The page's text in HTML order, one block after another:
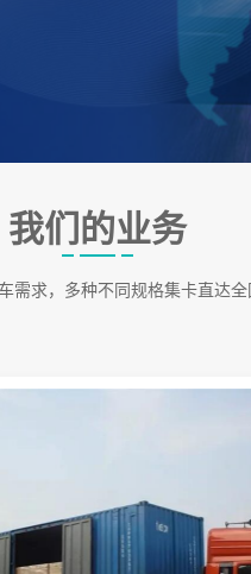
我们的业务
需求，多种不同规格集卡直达全